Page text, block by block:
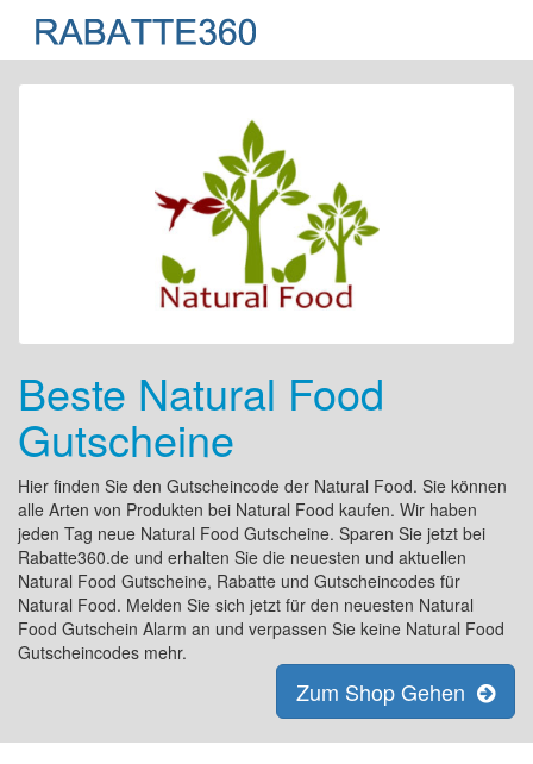
Beste Natural Food
Gutscheine
Hier finden Sie den Gutscheincode der Natural Food. Sie können
alle Arten von Produkten bei Natural Food kaufen. Wir haben
jeden Tag neue Natural Food Gutscheine. Sparen Sie jetzt bei
Rabatte360.de und erhalten Sie die neuesten und aktuellen
Natural Food Gutscheine, Rabatte und Gutscheincodes für
Natural Food. Melden Sie sich jetzt für den neuesten Natural
Food Gutschein Alarm an und verpassen Sie keine Natural Food
Gutscheincodes mehr.
Zum Shop Gehen